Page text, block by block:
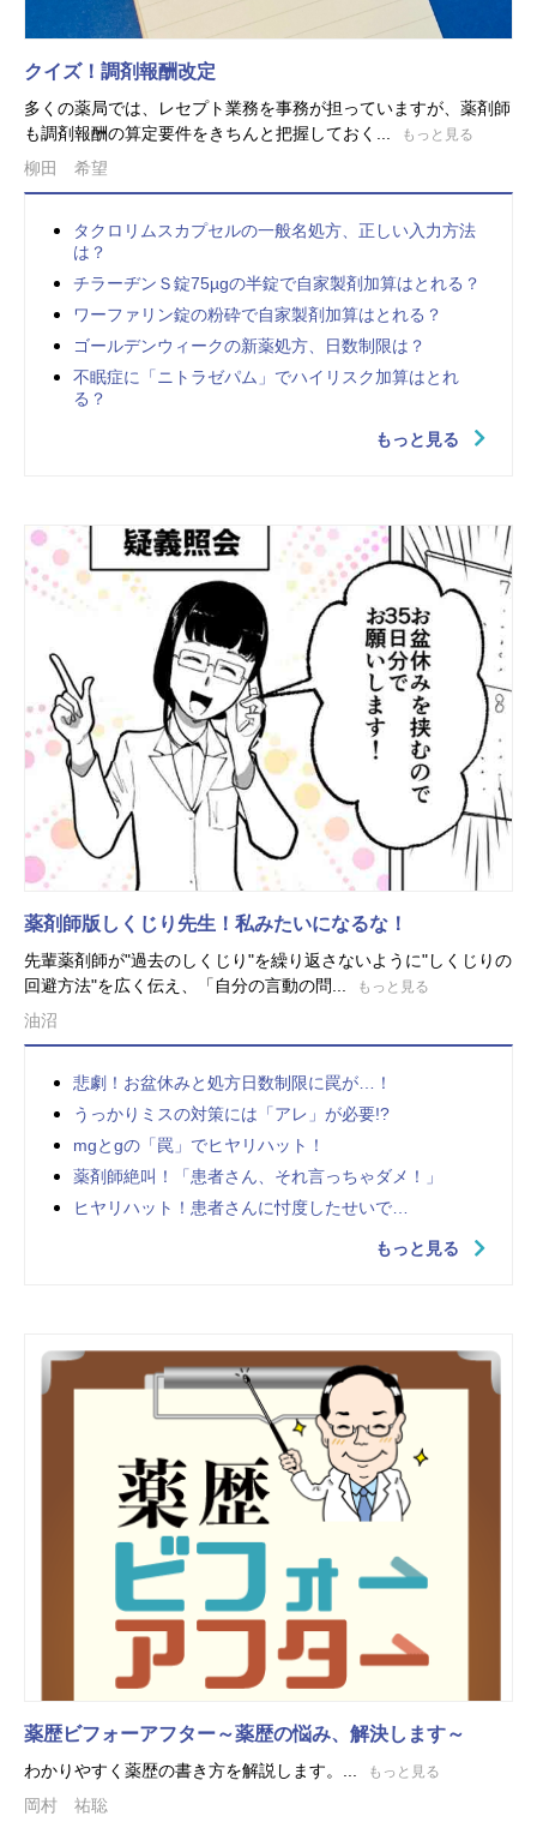
クイズ！調剤報酬改定
多くの薬局では、レセプト業務を事務が担っていますが、薬剤師
も調剤報酬の算定要件をきちんと把握しておく...
もっと見る
柳田 希望
タクロリムスカプセルの一般名処方、正しい入力方法
は？
チラーヂンＳ錠75µgの半錠で自家製剤加算はとれる？
ワーファリン錠の粉砕で自家製剤加算はとれる？
ゴールデンウィークの新薬処方、日数制限は？
不眠症に「ニトラゼパム」でハイリスク加算はとれ
る？
もっと見る
薬剤師版しくじり先生！私みたいになるな！
先輩薬剤師が"過去のしくじり"を繰り返さないように"しくじりの
回避方法"を広く伝え、「自分の言動の問...
もっと見る
油沼
悲劇！お盆休みと処方日数制限に罠が…！
うっかりミスの対策には「アレ」が必要!?
mgとgの「罠」でヒヤリハット！
薬剤師絶叫！「患者さん、それ言っちゃダメ！」
ヒヤリハット！患者さんに忖度したせいで…
もっと見る
薬歴ビフォーアフター～薬歴の悩み、解決します～
わかりやすく薬歴の書き方を解説します。... もっと見る
岡村 祐聡